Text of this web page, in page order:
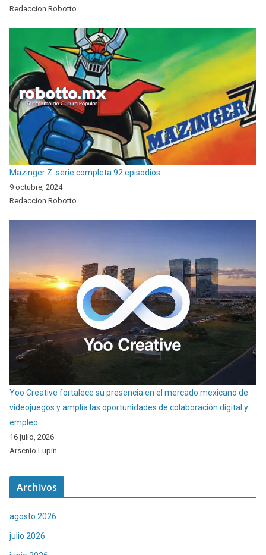
Redaccion Robotto
Mazinger Z: serie completa 92 episodios.
9 octubre, 2024
Redaccion Robotto
Yoo Creative fortalece su presencia en el mercado mexicano de
videojuegos y amplía las oportunidades de colaboración digital y
empleo
16 julio, 2026
Arsenio Lupin
Archivos
agosto 2026
julio 2026